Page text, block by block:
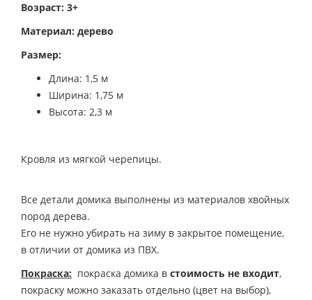
Возраст: 3+
Материал: дерево
Размер:
Длина: 1,5 м
Ширина: 1,75 м
Высота: 2,3 м
Кровля из мягкой черепицы.
Все детали домика выполнены из материалов хвойных
пород дерева.
Его не нужно убирать на зиму в закрытое помещение,
в отличии от домика из ПВХ.
Покраска: покраска домика в стоимость не входит,
покраску можно заказать отдельно (цвет на выбор),